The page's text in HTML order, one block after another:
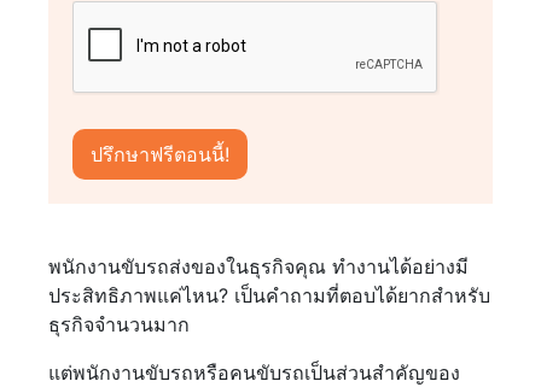
พนักงานขับรถส่งของในธุรกิจคุณ ทำงานได้อย่างมี
ประสิทธิภาพแค่ไหน? เป็นคำถามที่ตอบได้ยากสำหรับ
ธุรกิจจำนวนมาก
แต่พนักงานขับรถหรือคนขับรถเป็นส่วนสำคัญของ